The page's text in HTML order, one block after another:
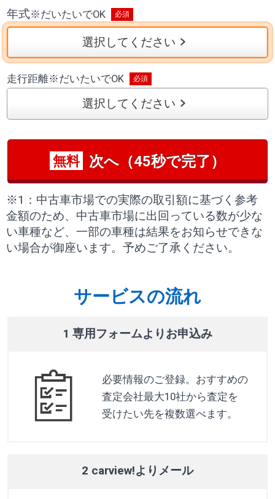
年式※だいたいでOK
選択してください
走行距離※だいたいでOK
選択してください
無料 次へ（45秒で完了）
※1：中古車市場での実際の取引額に基づく参考
金額のため、中古車市場に出回っている数が少な
い車種など、一部の車種は結果をお知らせできな
い場合が御座います。予めご了承ください。
サービスの流れ
1 専用フォームよりお申込み
必要情報のご登録。おすすめの
査定会社最大10社から査定を
受けたい先を複数選べます。
2 carview!よりメール